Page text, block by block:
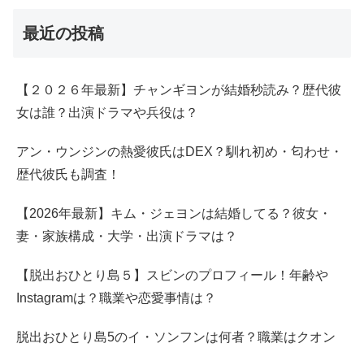
最近の投稿
【２０２６年最新】チャンギヨンが結婚秒読み？歴代彼
女は誰？出演ドラマや兵役は？
アン・ウンジンの熱愛彼氏はDEX？馴れ初め・匂わせ・
歴代彼氏も調査！
【2026年最新】キム・ジェヨンは結婚してる？彼女・
妻・家族構成・大学・出演ドラマは？
【脱出おひとり島５】スビンのプロフィール！年齢や
Instagramは？職業や恋愛事情は？
脱出おひとり島5のイ・ソンフンは何者？職業はクオン